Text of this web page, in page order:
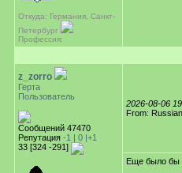
Откуда: Германия, Санкт-
Петербург
Профессия:
z_zorro
Герта
Пользователь
Сообщений 47470
Репутация -1 | 0 |+1
33 [324 -291]
2026-08-06
From:
Еще было бы